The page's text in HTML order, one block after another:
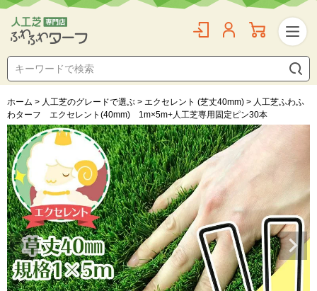
ホーム 人工芝のグレードで選ぶ エクセレント (芝丈40mm)
人工芝ふわふ
わターフ エクセレント(40mm) 1m×5m+人工芝専用固定ピン30本